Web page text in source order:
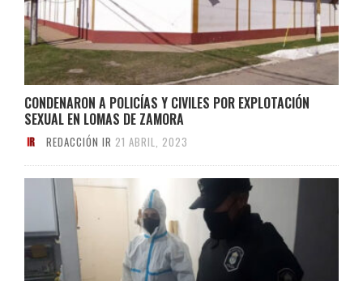
CONDENARON A POLICÍAS Y CIVILES POR EXPLOTACIÓN
SEXUAL EN LOMAS DE ZAMORA
REDACCIÓN IR 21 ABRIL, 2023